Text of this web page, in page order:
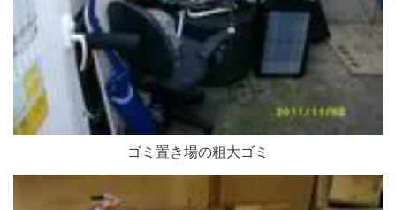
ゴミ置き場の粗大ゴミ